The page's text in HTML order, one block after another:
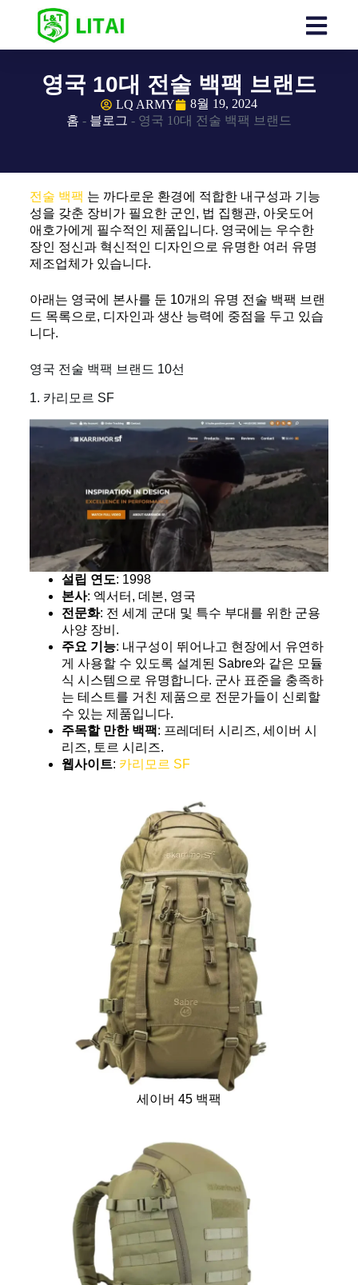
영국 10대 전술 백팩 브랜드
LQ ARMY
8월 19, 2024
홈 - 블로그 - 영국 10대 전술 백팩 브랜드
전술 백팩 는 까다로운 환경에 적합한 내구성과 기능
성을 갖춘 장비가 필요한 군인, 법 집행관, 아웃도어
애호가에게 필수적인 제품입니다. 영국에는 우수한
장인 정신과 혁신적인 디자인으로 유명한 여러 유명
제조업체가 있습니다.
아래는 영국에 본사를 둔 10개의 유명 전술 백팩 브랜
드 목록으로, 디자인과 생산 능력에 중점을 두고 있습
니다.
영국 전술 백팩 브랜드 10선
1. 카리모르 SF
설립 연도: 1998
본사: 엑서터, 데본, 영국
전문화: 전 세계 군대 및 특수 부대를 위한 군용
사양 장비.
주요 기능: 내구성이 뛰어나고 현장에서 유연하
게 사용할 수 있도록 설계된 Sabre와 같은 모듈
식 시스템으로 유명합니다. 군사 표준을 충족하
는 테스트를 거친 제품으로 전문가들이 신뢰할
수 있는 제품입니다.
주목할 만한 백팩: 프레데터 시리즈, 세이버 시
리즈, 토르 시리즈.
웹사이트: 카리모르 SF
세이버 45 백팩